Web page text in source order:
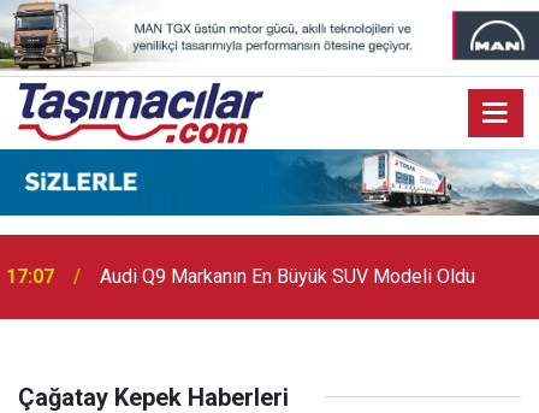
17:07 Audi Q9 Markanın En Büyük SUV Modeli Oldu
Çağatay Kepek Haberleri